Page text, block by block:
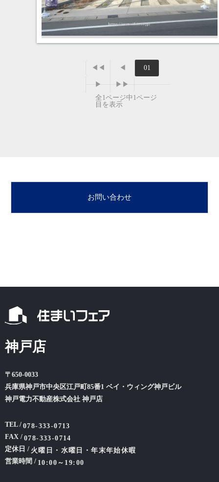
◀◀ ◀ 01
▶
▶▶
全1ページ中1ページ
目を表示
お問い合わせ
神戸店
〒650-0033
兵庫県神戸市中央区江戸町85番1 ベイ・ウィング神戸ビル
神戸電力不動産株式会社 神戸店
TEL / 078-333-0713
FAX / 078-333-0714
定休日 / 火曜日・水曜日・年末年始休暇
営業時間 / 10:00～19:00